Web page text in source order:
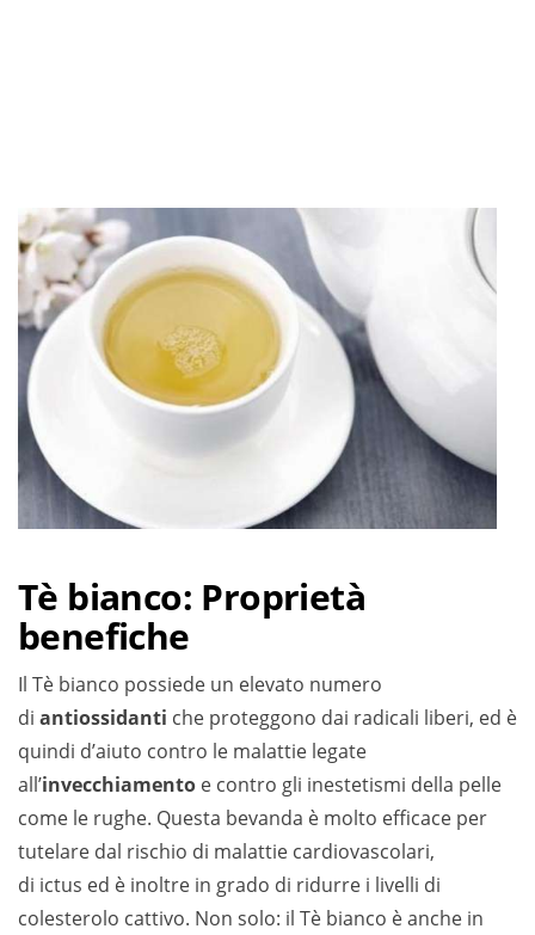
Tè bianco: Proprietà
benefiche
Il Tè bianco possiede un elevato numero
di antiossidanti che proteggono dai radicali liberi, ed è
quindi d’aiuto contro le malattie legate
all’invecchiamento e contro gli inestetismi della pelle
come le rughe. Questa bevanda è molto efficace per
tutelare dal rischio di malattie cardiovascolari,
di ictus ed è inoltre in grado di ridurre i livelli di
colesterolo cattivo. Non solo: il Tè bianco è anche in